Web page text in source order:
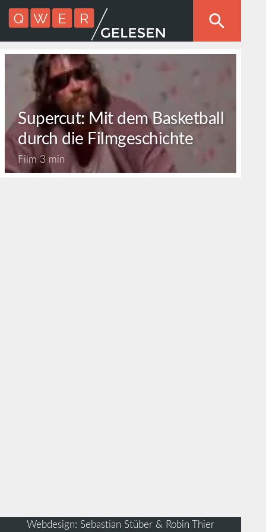
Supercut: Mit dem Basketball
durch die Filmgeschichte
Film3 min
Webdesign: Sebastian Stüber & Robin Thier